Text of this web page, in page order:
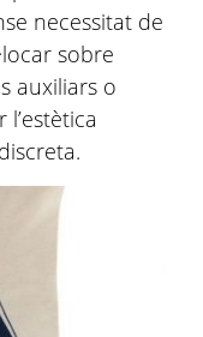
necessitat de
sobre
auxiliars o